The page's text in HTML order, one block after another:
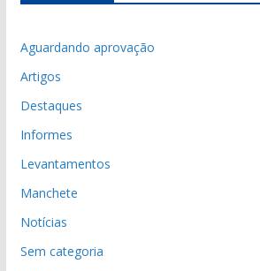
Aguardando aprovação
Artigos
Destaques
Informes
Levantamentos
Manchete
Notícias
Sem categoria